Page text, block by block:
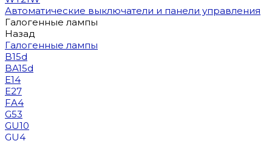
Автоматические выключатели и панели управления
Галогенные лампы
Назад
Галогенные лампы
B15d
BA15d
E14
E27
FA4
G53
GU10
GU4